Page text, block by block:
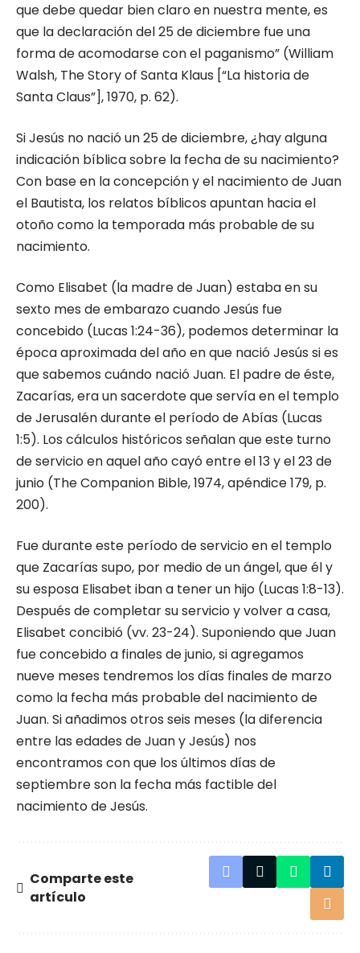
que debe quedar bien claro en nuestra mente, es
que la declaración del 25 de diciembre fue una
forma de acomodarse con el paganismo” (William
Walsh, The Story of Santa Klaus [“La historia de
Santa Claus”], 1970, p. 62).
Si Jesús no nació un 25 de diciembre, ¿hay alguna
indicación bíblica sobre la fecha de su nacimiento?
Con base en la concepción y el nacimiento de Juan
el Bautista, los relatos bíblicos apuntan hacia el
otoño como la temporada más probable de su
nacimiento.
Como Elisabet (la madre de Juan) estaba en su
sexto mes de embarazo cuando Jesús fue
concebido (Lucas 1:24-36), podemos determinar la
época aproximada del año en que nació Jesús si es
que sabemos cuándo nació Juan. El padre de éste,
Zacarías, era un sacerdote que servía en el templo
de Jerusalén durante el período de Abías (Lucas
1:5). Los cálculos históricos señalan que este turno
de servicio en aquel año cayó entre el 13 y el 23 de
junio (The Companion Bible, 1974, apéndice 179, p.
200).
Fue durante este período de servicio en el templo
que Zacarías supo, por medio de un ángel, que él y
su esposa Elisabet iban a tener un hijo (Lucas 1:8-13).
Después de completar su servicio y volver a casa,
Elisabet concibió (vv. 23-24). Suponiendo que Juan
fue concebido a finales de junio, si agregamos
nueve meses tendremos los días finales de marzo
como la fecha más probable del nacimiento de
Juan. Si añadimos otros seis meses (la diferencia
entre las edades de Juan y Jesús) nos
encontramos con que los últimos días de
septiembre son la fecha más factible del
nacimiento de Jesús.
Comparte este
artículo